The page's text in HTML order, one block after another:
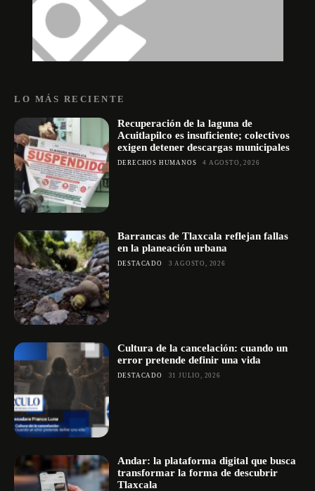
LO MÁS RECIENTE
Recuperación de la laguna de
Acuitlapilco es insuficiente; colectivos
exigen detener descargas municipales
DERECHOS HUMANOS 4 AGOSTO, 2026
Barrancas de Tlaxcala reflejan fallas
en la planeación urbana
DESTACADO 3 AGOSTO, 2026
Cultura de la cancelación: cuando un
error pretende definir una vida
DESTACADO 31 JULIO, 2026
Andar: la plataforma digital que busca
transformar la forma de descubrir
Tlaxcala